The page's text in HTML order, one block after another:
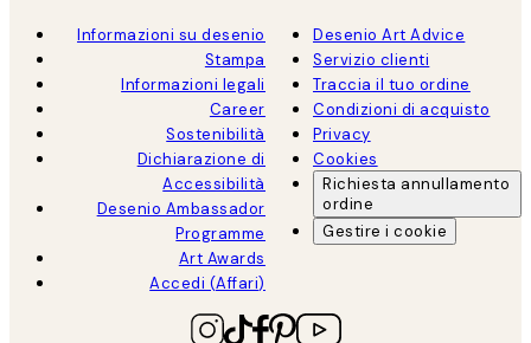
Informazioni su desenio
Stampa
Informazioni legali
Career
Sostenibilità
Dichiarazione di
Accessibilità
Desenio Ambassador
Programme
Art Awards
Accedi (Affari)
Desenio Art Advice
Servizio clienti
Traccia il tuo ordine
Condizioni di acquisto
Privacy
Cookies
Richiesta annullamento
ordine
Gestire i cookie